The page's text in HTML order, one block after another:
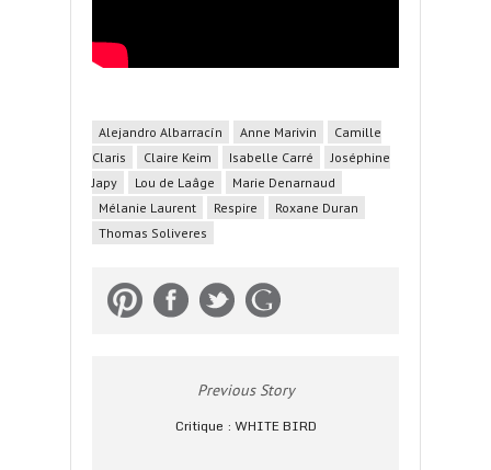
Alejandro Albarracín Anne Marivin
Camille
Claris
Claire Keim Isabelle Carré
Joséphine
Japy
Lou de Laâge
Marie Denarnaud
Mélanie Laurent
Respire
Roxane Duran
Thomas Soliveres
Previous Story
Critique : WHITE BIRD